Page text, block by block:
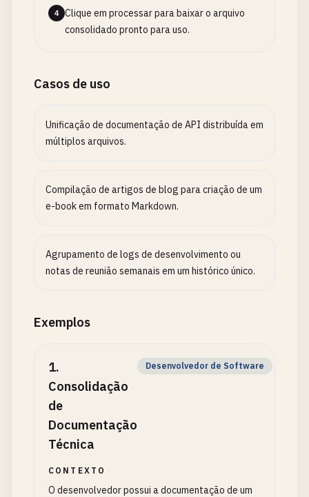
4
Clique em processar para baixar o arquivo
consolidado pronto para uso.
Casos de uso
Unificação de documentação de API distribuída em
múltiplos arquivos.
Compilação de artigos de blog para criação de um
e-book em formato Markdown.
Agrupamento de logs de desenvolvimento ou
notas de reunião semanais em um histórico único.
Exemplos
1.
Consolidação
de
Documentação
Técnica
Desenvolvedor de Software
CONTEXTO
O desenvolvedor possui a documentação de um